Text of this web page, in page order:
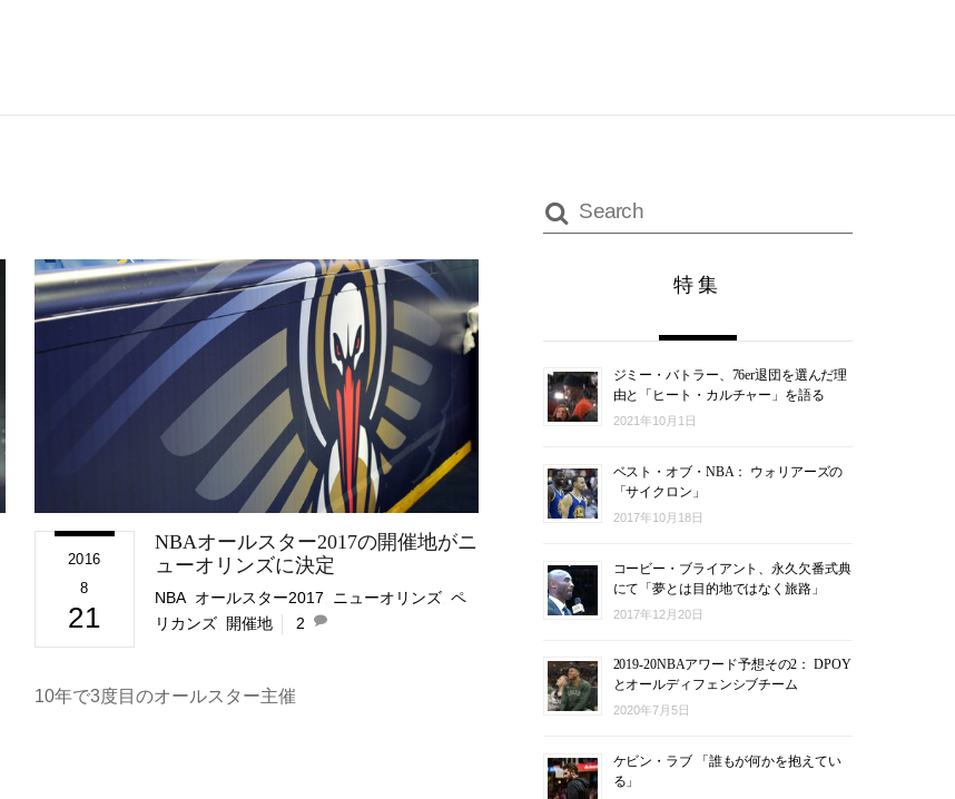
2016
8
21
NBAオールスター2017の開催地がニ
ューオリンズに決定
NBA, オールスター2017 ニューオリンズ, ペ
リカンズ, 開催地 2
10年で3度目のオールスター主催
特集
ジミー・バトラー、76er退団を選んだ理
由と「ヒート・カルチャー」を語る
2021年10月1日
ベスト・オブ・NBA： ウォリアーズの
「サイクロン」
2017年10月18日
コービー・ブライアント、永久欠番式典
にて「夢とは目的地ではなく旅路」
2017年12月20日
2019-20NBAアワード予想その2： DPOY
とオールディフェンシブチーム
2020年7月5日
ケビン・ラブ 「誰もが何かを抱えてい
る」